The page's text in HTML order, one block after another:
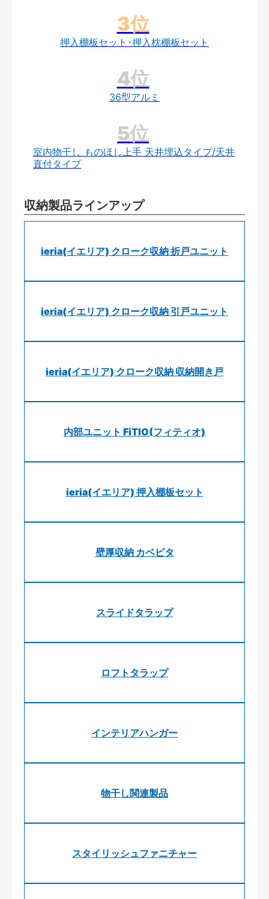
押入棚板セット･押入枕棚板セット
36型アルミ
室内物干し ものほし上手 天井埋込タイプ/天井
直付タイプ
収納製品ラインアップ
ieria(イエリア) クローク収納 折戸ユニット
ieria(イエリア) クローク収納 引戸ユニット
ieria(イエリア) クローク収納 収納開き戸
内部ユニット FiTIO(フィティオ)
ieria(イエリア) 押入棚板セット
壁厚収納 カベピタ
スライドタラップ
ロフトタラップ
インテリアハンガー
物干し関連製品
スタイリッシュファニチャー